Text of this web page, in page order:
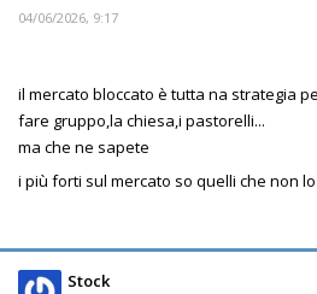
04/06/2026, 9:17
il mercato bloccato è tutta na strategia
fare gruppo,la chiesa,i pastorelli...
ma che ne sapete
i più forti sul mercato so quelli che non
Stock